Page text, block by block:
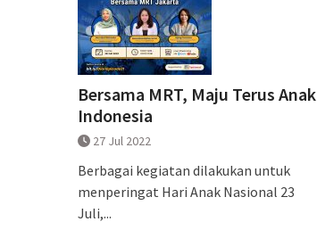
Bersama MRT, Maju Terus Anak
Indonesia
27 Jul 2022
Berbagai kegiatan dilakukan untuk
menperingat Hari Anak Nasional 23
Juli,...